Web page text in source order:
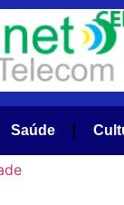
Saúde